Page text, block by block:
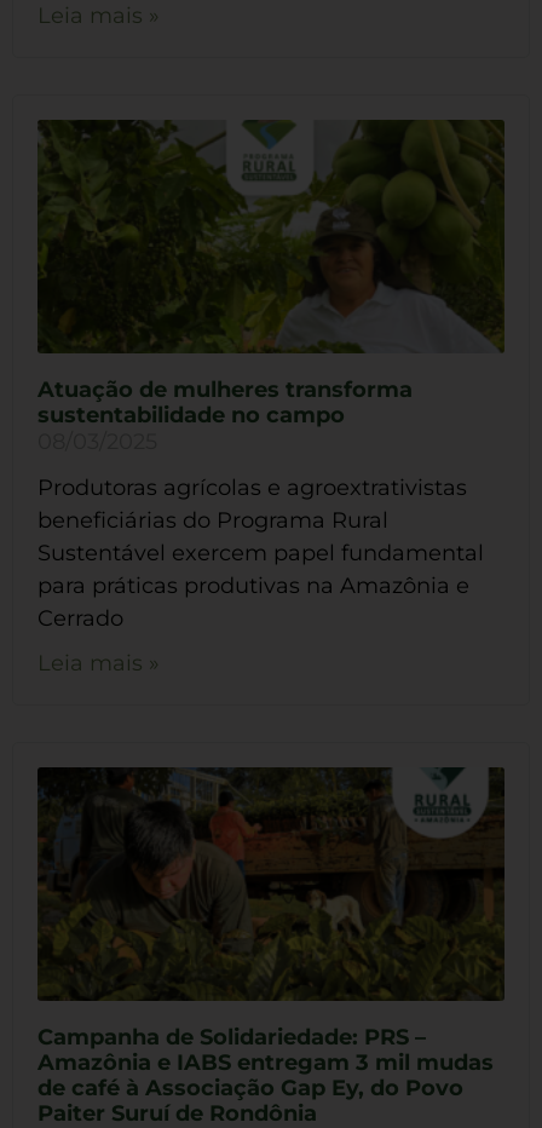
Leia mais »
Atuação de mulheres transforma
sustentabilidade no campo
Produtoras agrícolas e agroextrativistas
beneficiárias do Programa Rural
Sustentável exercem papel fundamental
para práticas produtivas na Amazônia e
Cerrado
Leia mais »
Campanha de Solidariedade: PRS –
Amazônia e IABS entregam 3 mil mudas
de café à Associação Gap Ey, do Povo
Paiter Suruí de Rondônia